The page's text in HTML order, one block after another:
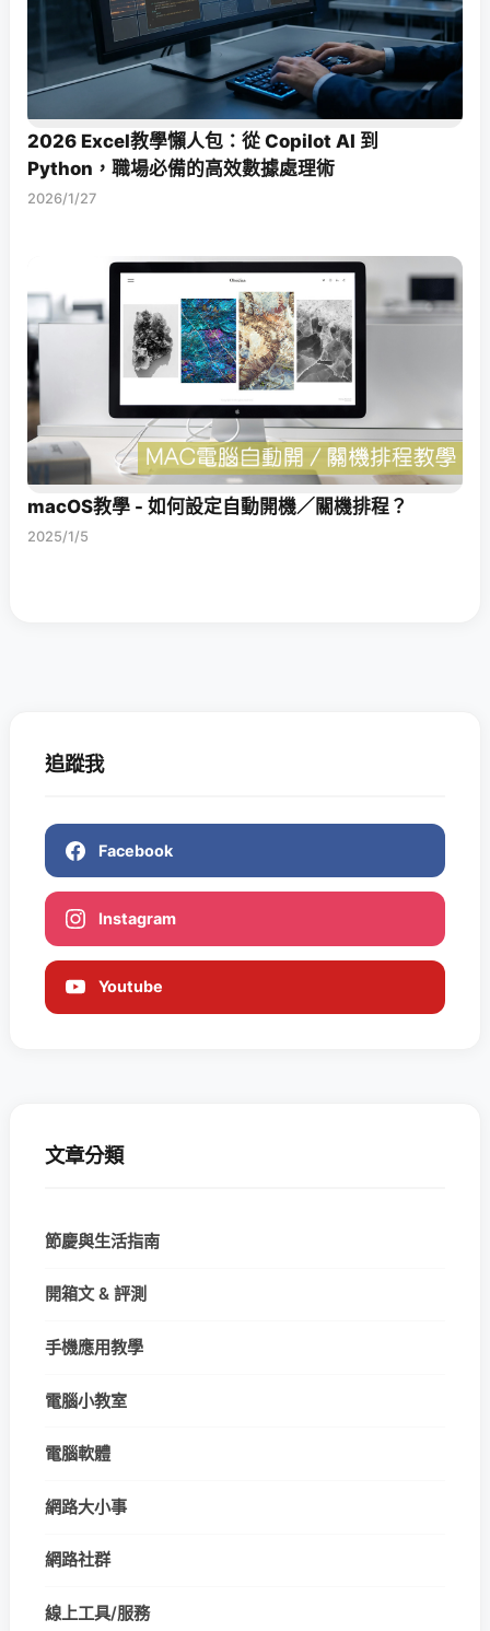
2026 Excel教學懶人包：從 Copilot AI 到
Python，職場必備的高效數據處理術
2026/1/27
macOS教學 - 如何設定自動開機／關機排程？
2025/1/5
追蹤我
Facebook
Instagram
Youtube
文章分類
節慶與生活指南
開箱文 & 評測
手機應用教學
電腦小教室
電腦軟體
網路大小事
網路社群
線上工具/服務